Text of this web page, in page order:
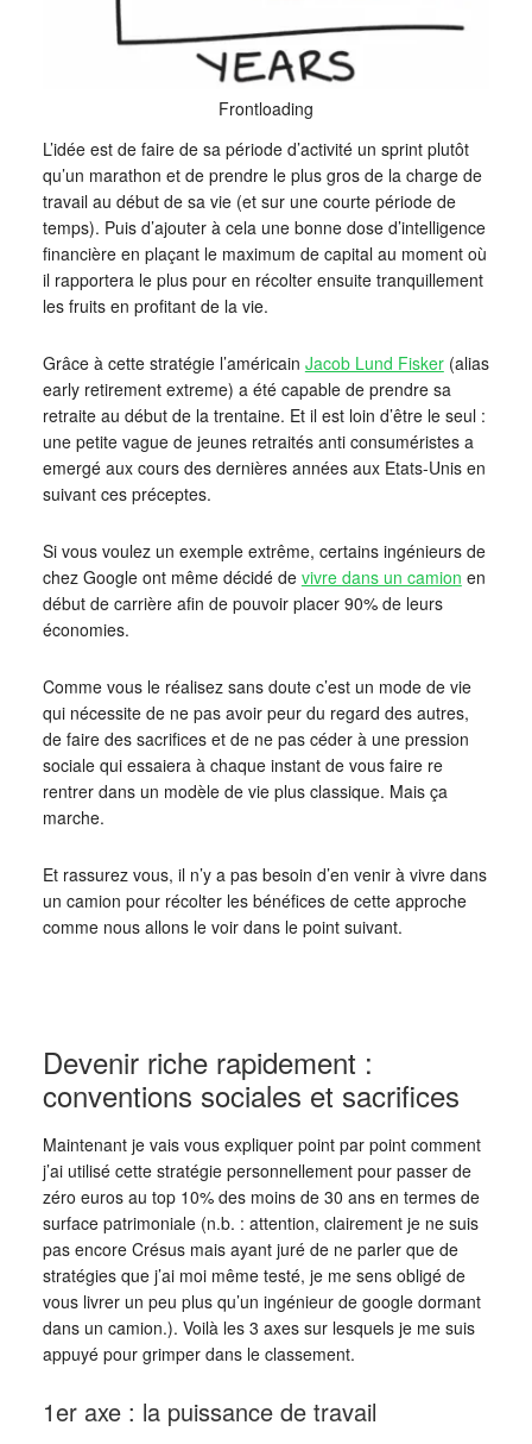
Frontloading
L’idée est de faire de sa période d’activité un sprint plutôt
qu’un marathon et de prendre le plus gros de la charge de
travail au début de sa vie (et sur une courte période de
temps). Puis d’ajouter à cela une bonne dose d’intelligence
financière en plaçant le maximum de capital au moment où
il rapportera le plus pour en récolter ensuite tranquillement
les fruits en profitant de la vie.
Grâce à cette stratégie l’américain Jacob Lund Fisker(alias
early retirement extreme) a été capable de prendre sa
retraite au début de la trentaine. Et il est loin d’être le seul :
une petite vague de jeunes retraités anti consuméristes a
emergé aux cours des dernières années aux Etats-Unis en
suivant ces préceptes.
Si vous voulez un exemple extrême, certains ingénieurs de
chez Google ont même décidé de vivre dans un camion en
début de carrière afin de pouvoir placer 90% de leurs
économies.
Comme vous le réalisez sans doute c’est un mode de vie
qui nécessite de ne pas avoir peur du regard des autres,
de faire des sacrifices et de ne pas céder à une pression
sociale qui essaiera à chaque instant de vous faire re
rentrer dans un modèle de vie plus classique. Mais ça
marche.
Et rassurez vous, il n’y a pas besoin d’en venir à vivre dans
un camion pour récolter les bénéfices de cette approche
comme nous allons le voir dans le point suivant.
Devenir riche rapidement :
conventions sociales et sacrifices
Maintenant je vais vous expliquer point par point comment
j’ai utilisé cette stratégie personnellement pour passer de
zéro euros au top 10% des moins de 30 ans en termes de
surface patrimoniale (n.b. : attention, clairement je ne suis
pas encore Crésus mais ayant juré de ne parler que de
stratégies que j’ai moi même testé, je me sens obligé de
vous livrer un peu plus qu’un ingénieur de google dormant
dans un camion.). Voilà les 3 axes sur lesquels je me suis
appuyé pour grimper dans le classement.
1er axe : la puissance de travail